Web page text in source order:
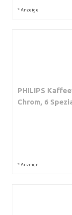
* Anzeige
PHILIPS
Chrom, 6
* Anzeige